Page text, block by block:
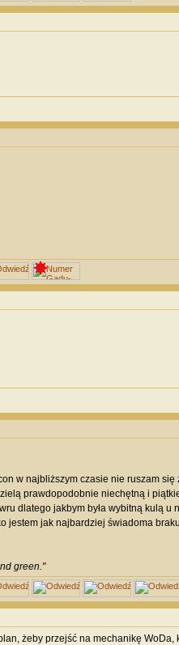
w najbliższym czasie nie ruszam
prawdopodobnie niechętną i
dlatego jakbym była wybitną kulą u
jestem jak najbardziej świadoma
green."
żeby przejść na mechanikę WoDa,